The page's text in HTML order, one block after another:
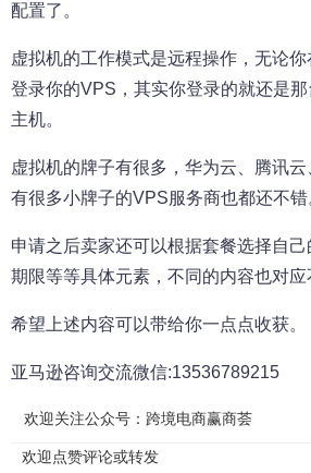
配置了。
虚拟机的工作模式是远程操作，无论
登录你的VPS，其实你登录的就还是
主机。
虚拟机的牌子有很多，华为云、腾讯
有很多小牌子的VPS服务商也都还不错
申请之后卖家还可以根据套餐选择自
期限等等具体元素，不同的内容也对应
希望上述内容可以带给你一点点收获。
亚马逊咨询交流微信:13536789215
欢迎关注公众号：跨境电商赢商荟
欢迎点赞评论或转发